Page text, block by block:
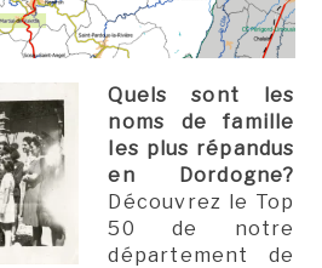
Quels sont les
noms de famille
les plus répandus
en Dordogne?
Découvrez le Top
50 de notre
département de